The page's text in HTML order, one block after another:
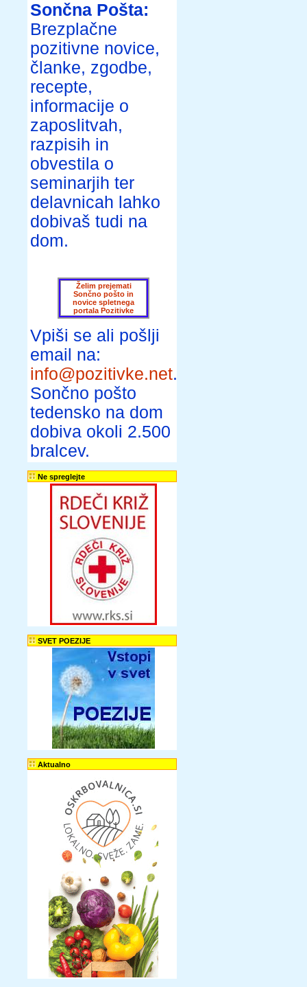
Sončna Pošta:
Brezplačne
pozitivne novice,
članke, zgodbe,
recepte,
informacije o
zaposlitvah,
razpisih in
obvestila o
seminarjih ter
delavnicah lahko
dobivaš tudi na
dom.
Želim prejemati
Sončno pošto in
novice spletnega
portala Pozitivke
Vpiši se ali pošlji
email na:
info@pozitivke.net.
Sončno pošto
tedensko na dom
dobiva okoli 2.500
bralcev.
Ne spreglejte
SVET POEZIJE
Aktualno